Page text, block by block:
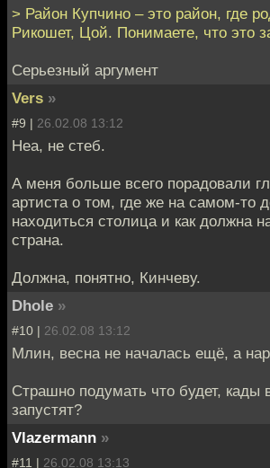
> Район Купчино – это район, где
Рикошет, Цой. Понимаете, что это
Серьезный аргумент
Vers »
#9 | 26.02.08 13:12
Неа, не стеб.
А меня больше всего порадовали
артиста о том, где же на самом-то
находиться столица и как должна
страна.
Должна, понятно, Кинчеву.
Dhole »
#10 | 26.02.08 13:12
Млин, весна не началась ещё, а
Страшно подумать что будет, кады
запустят?
Vlazermann »
#11 | 26.02.08 13:13